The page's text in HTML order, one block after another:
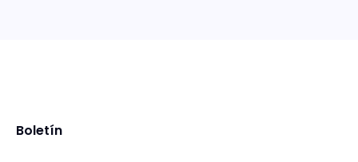
Boletín